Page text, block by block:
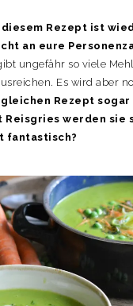
diesem Rezept ist
an eure
ungefähr so viele
Es wird aber
Rezept
Reisgries werden sie
fantastisch?